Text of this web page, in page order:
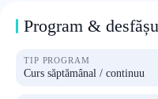
Program &
TIP PROGRAM
Curs săptămânal / continuu